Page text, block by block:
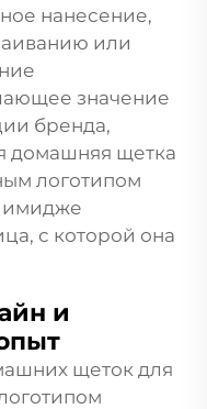
нанесение,
или
значение
бренда,
домашняя щетка
логотипом
имидже
с которой она
и
щеток для